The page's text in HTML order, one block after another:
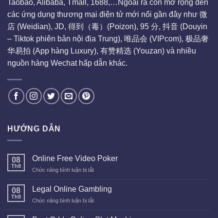
Taobao, Alibaba, Tmall, 1688,…Ngoài ra còn mở rộng đến
các ứng dụng thương mại điện tử mới nổi gần đây như 微
店 (Weidian), JD, 得到（毒）(Poizon), 95 分, 抖音 (Douyin
– Tiktok phiên bản nội địa Trung), 唯品会 (VIPcom), 极品奢
华易拍 (App hàng Luxury), 有赞精选 (Youzan) và nhiều
nguồn hàng Wechat hấp dẫn khác.
HƯỚNG DẪN
08
Th8
Online Free Video Poker
Chức năng bình luận bị tắtở
Free
Poker
08
Th8
Legal Online Gambling
Chức năng bình luận bị tắtở
Online